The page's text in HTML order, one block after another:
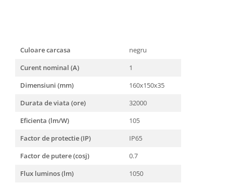
Culoare carcasa
negru
Curent nominal (A)
1
Dimensiuni (mm)
160x150x35
Durata de viata (ore)
32000
Eficienta (lm/W)
105
Factor de protectie (IP)
IP65
Factor de putere (cosj)
0.7
Flux luminos (lm)
1050